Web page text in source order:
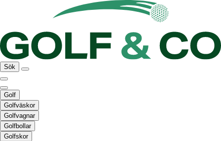
Sök
Golf
Golfväskor
Golfvagnar
Golfbollar
Golfskor